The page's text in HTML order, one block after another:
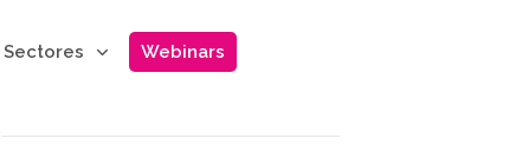
Sectores Webinars